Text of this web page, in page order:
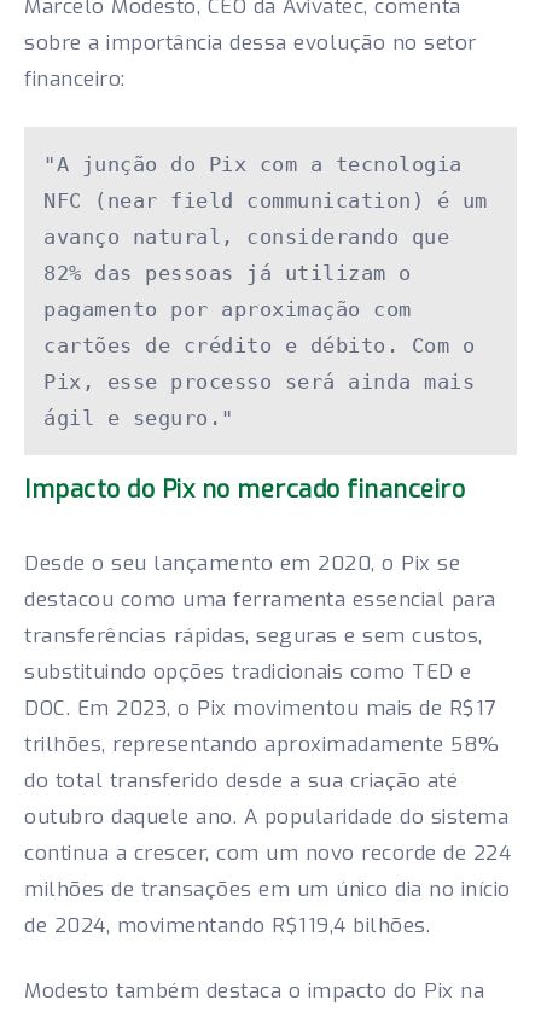
Marcelo Modesto, CEO da Avivatec, comenta
sobre a importância dessa evolução no setor
financeiro:
"A junção do Pix com a tecnologia
NFC (near field communication) é um
avanço natural, considerando que
82% das pessoas já utilizam o
pagamento por aproximação com
cartões de crédito e débito. Com o
Pix, esse processo será ainda mais
ágil e seguro."
Impacto do Pix no mercado financeiro
Desde o seu lançamento em 2020, o Pix se
destacou como uma ferramenta essencial para
transferências rápidas, seguras e sem custos,
substituindo opções tradicionais como TED e
DOC. Em 2023, o Pix movimentou mais de R$17
trilhões, representando aproximadamente 58%
do total transferido desde a sua criação até
outubro daquele ano. A popularidade do sistema
continua a crescer, com um novo recorde de 224
milhões de transações em um único dia no início
de 2024, movimentando R$119,4 bilhões.
Modesto também destaca o impacto do Pix na